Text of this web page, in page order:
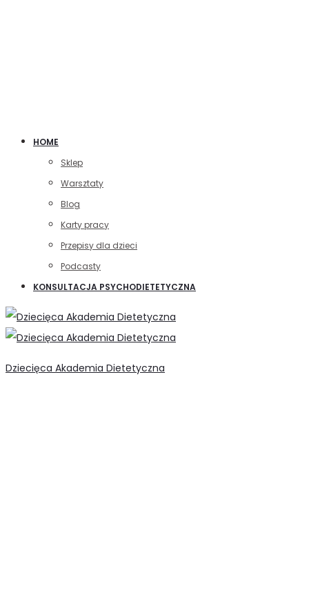
HOME
Sklep
Warsztaty
Blog
Karty pracy
Przepisy dla dzieci
Podcasty
KONSULTACJA PSYCHODIETETYCZNA
Dziecięca Akademia Dietetyczna